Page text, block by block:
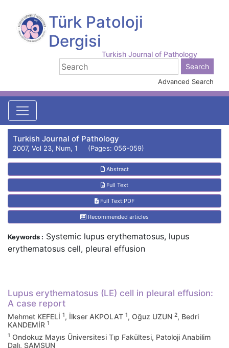
Türk Patoloji
Dergisi
Turkish Journal of Pathology
Advanced Search
Turkish Journal of Pathology
2007, Vol 23, Num, 1 (Pages: 056-059)
Abstract
Full Text
Full Text:PDF
Recommended articles
Lupus erythematosus (LE) cell in pleural effusion:
A case report
Mehmet KEFELİ 1, İlkser AKPOLAT 1, Oğuz UZUN 2, Bedri
KANDEMİR 1
1 Ondokuz Mayıs Üniversitesi Tıp Fakültesi, Patoloji Anabilim
Dalı, SAMSUN
Keywords : Systemic lupus erythematosus, lupus
erythematosus cell, pleural effusion